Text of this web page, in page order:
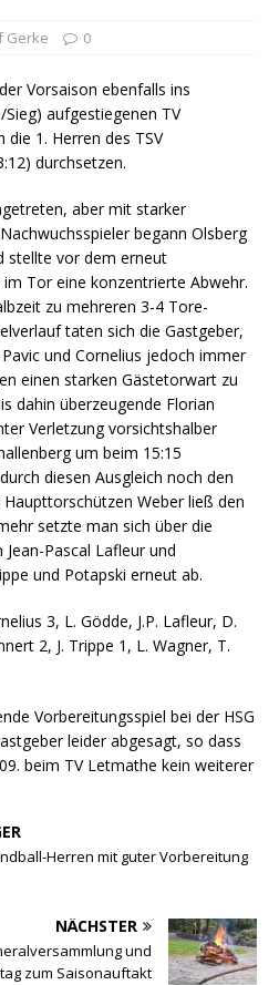
Gerke 0
Vorsaison ebenfalls ins
aufgestiegenen TV
die 1. Herren des TSV
durchsetzen.
aber mit starker
begann Olsberg
stellte vor dem erneut
Tor eine konzentrierte Abwehr.
zu mehreren 3-4 Tore-
taten sich die Gastgeber,
und Cornelius jedoch immer
einen starken Gästetorwart zu
dahin überzeugende Florian
Verletzung vorsichtshalber
um beim 15:15
diesen Ausgleich noch den
Weber ließ den
setzte man sich über die
Pascal Lafleur und
und Potapski erneut ab.
3, L. Gödde, J.P. Lafleur, D.
2, J. Trippe 1, L. Wagner, T.
Vorbereitungsspiel bei der HSG
leider abgesagt, so dass
beim TV Letmathe kein weiterer
Herren mit guter Vorbereitung
NÄCHSTER
und
zum Saisonauftakt